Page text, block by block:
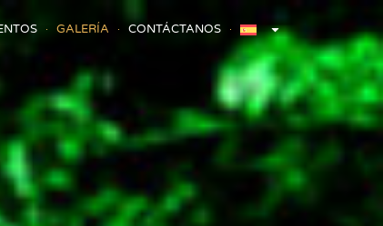
GALERÍA CONTÁCTANOS